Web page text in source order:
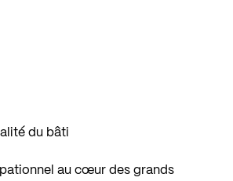
du bâti
au cœur des grands